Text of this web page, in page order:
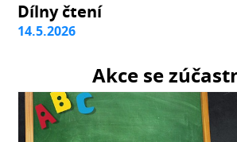
Dílny čtení
14.5.2026
Akce se